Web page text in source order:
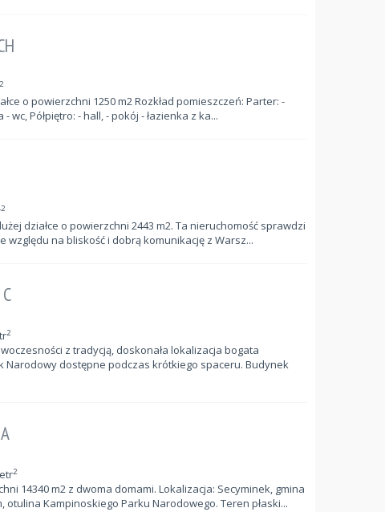
o powierzchni 1250 m2 Rozkład pomieszczeń: Parter: -
Półpiętro: - hall, - pokój - łazienka z ka...
2
działce o powierzchni 2443 m2. Ta nieruchomość sprawdzi
na bliskość i dobrą komunikację z Warsz...
2
z tradycją, doskonała lokalizacja bogata
dostępne podczas krótkiego spaceru. Budynek
2
14340 m2 z dwoma domami. Lokalizacja: Secyminek, gmina
otulina Kampinoskiego Parku Narodowego. Teren płaski...